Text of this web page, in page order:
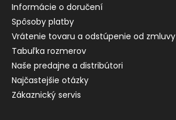
Informácie o doručení
Spôsoby platby
Vrátenie tovaru a odstúpenie od zmluvy
Tabuľka rozmerov
Naše predajne a distribútori
Najčastejšie otázky
Zákaznický servis